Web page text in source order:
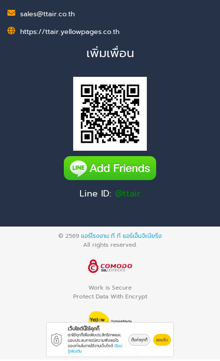
sales@ttair.co.th
https://ttair.yellowpages.co.th
เพิ่มเพื่อน
Line ID: @ttair
© 2569 แอร์โรงงาน ที ที แอร์เอ็นจิเนียริ่ง
All rights reserved.
Work is Secure
Protect Data With Encrypt
Powered By
Thailand YellowPages
เว็บไซต์นี้ใช้คุกกี้
เราใช้คุกกี้เพื่อเพิ่มประสิทธิภาพและ
มอบประสบการณ์ความพึงพอใจ
ของท่านในการใช้งานเว็บไซต์ เรียน
รู้เพิ่มเติม
ตั้งค่าคุกกี้ ยอมรับ